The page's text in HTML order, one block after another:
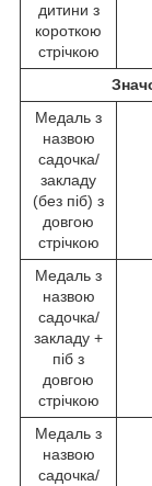
дитини з
короткою
стрічкою
Медаль з
назвою
садочка/
закладу
(без піб) з
довгою
стрічкою
Медаль з
назвою
садочка/
закладу +
піб з
довгою
стрічкою
Медаль з
назвою
садочка/